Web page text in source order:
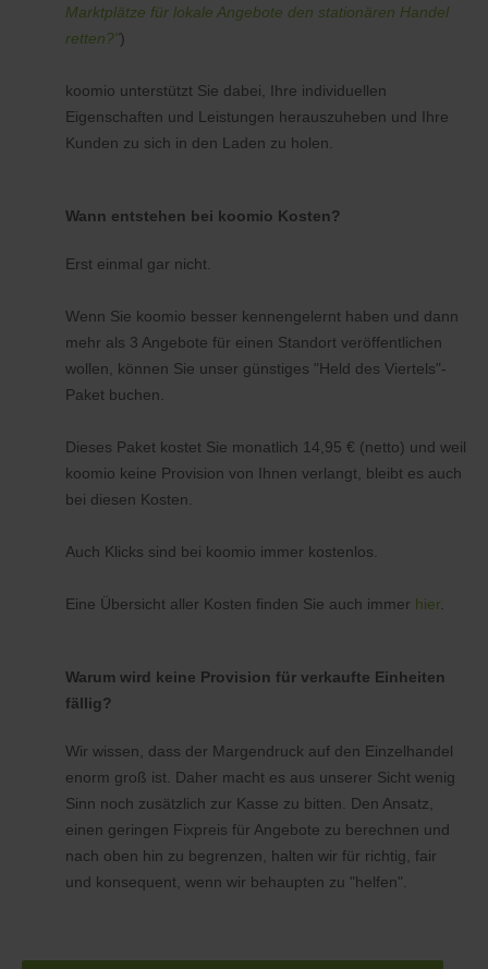
Marktplätze für lokale Angebote den stationären Handel
retten?")
koomio unterstützt Sie dabei, Ihre individuellen
Eigenschaften und Leistungen herauszuheben und Ihre
Kunden zu sich in den Laden zu holen.
Wann entstehen bei koomio Kosten?
Erst einmal gar nicht.
Wenn Sie koomio besser kennengelernt haben und dann
mehr als 3 Angebote für einen Standort veröffentlichen
wollen, können Sie unser günstiges "Held des Viertels"-
Paket buchen.
Dieses Paket kostet Sie monatlich 14,95 € (netto) und weil
koomio keine Provision von Ihnen verlangt, bleibt es auch
bei diesen Kosten.
Auch Klicks sind bei koomio immer kostenlos.
Eine Übersicht aller Kosten finden Sie auch immer hier.
Warum wird keine Provision für verkaufte Einheiten
fällig?
Wir wissen, dass der Margendruck auf den Einzelhandel
enorm groß ist. Daher macht es aus unserer Sicht wenig
Sinn noch zusätzlich zur Kasse zu bitten. Den Ansatz,
einen geringen Fixpreis für Angebote zu berechnen und
nach oben hin zu begrenzen, halten wir für richtig, fair
und konsequent, wenn wir behaupten zu "helfen".